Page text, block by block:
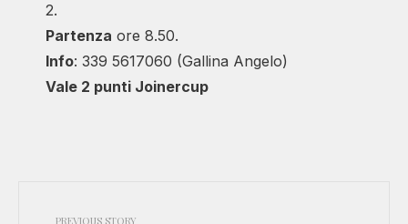
2.
Partenza ore 8.50.
Info: 339 5617060 (Gallina Angelo)
Vale 2 punti Joinercup
PREVIOUS STORY